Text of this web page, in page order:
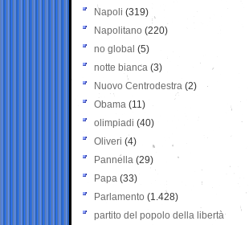
Napoli (319)
Napolitano (220)
no global (5)
notte bianca (3)
Nuovo Centrodestra (2)
Obama (11)
olimpiadi (40)
Oliveri (4)
Pannella (29)
Papa (33)
Parlamento (1.428)
partito del popolo della libertà